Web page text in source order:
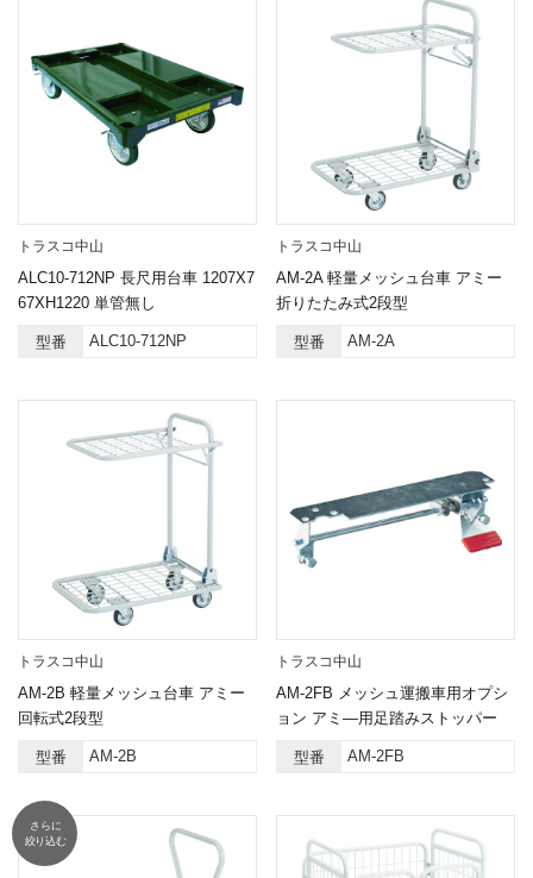
さらに
絞り込む
トラスコ中山
ALC10-712NP 長尺用台車 1207X7
67XH1220 単管無し
型番 ALC10-712NP
トラスコ中山
AM-2A 軽量メッシュ台車 アミー
折りたたみ式2段型
型番 AM-2A
トラスコ中山
AM-2B 軽量メッシュ台車 アミー
回転式2段型
型番 AM-2B
トラスコ中山
AM-2FB メッシュ運搬車用オプシ
ョン アミ―用足踏みストッパー
型番 AM-2FB